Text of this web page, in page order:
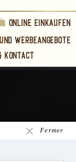
Online einkaufen
Werbeangebote
Fermer
Kontact